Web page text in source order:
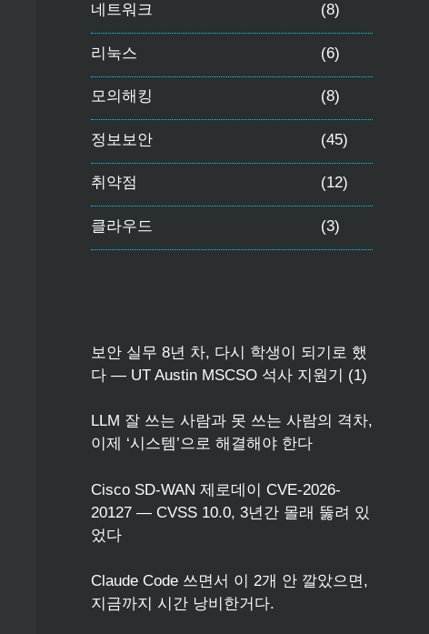
네트워크 (8)
리눅스 (6)
모의해킹 (8)
정보보안 (45)
취약점 (12)
클라우드 (3)
보안 실무 8년 차, 다시 학생이 되기로 했
다 — UT Austin MSCSO 석사 지원기 (1)
LLM 잘 쓰는 사람과 못 쓰는 사람의 격차,
이제 ‘시스템’으로 해결해야 한다
Cisco SD-WAN 제로데이 CVE-2026-
20127 — CVSS 10.0, 3년간 몰래 뚫려 있
었다
Claude Code 쓰면서 이 2개 안 깔았으면,
지금까지 시간 낭비한거다.